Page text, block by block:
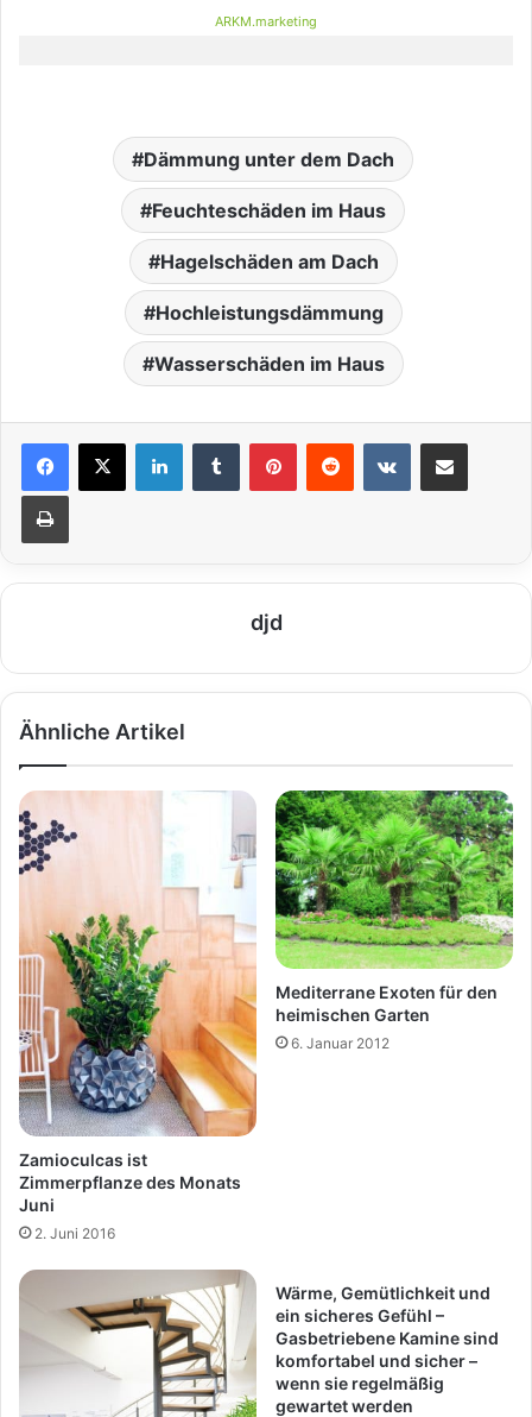
ARKM.marketing
Dämmung unter dem Dach
Feuchteschäden im Haus
Hagelschäden am Dach
Hochleistungsdämmung
Wasserschäden im Haus
djd
Ähnliche Artikel
Zamioculcas ist
Zimmerpflanze des Monats
Juni
2. Juni 2016
Mediterrane Exoten für den
heimischen Garten
6. Januar 2012
Wärme, Gemütlichkeit und
ein sicheres Gefühl –
Gasbetriebene Kamine sind
komfortabel und sicher –
wenn sie regelmäßig
gewartet werden